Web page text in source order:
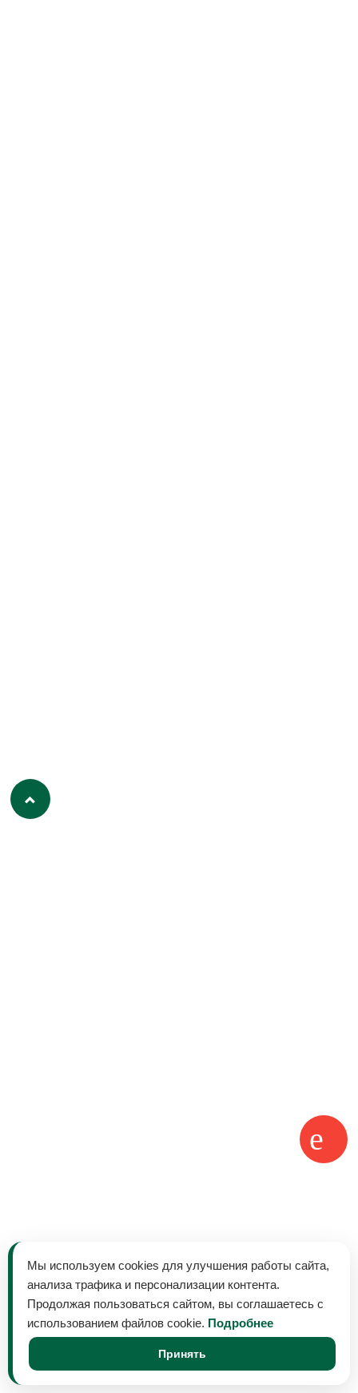
Мы используем cookies для улучшения работы сайта,
анализа трафика и персонализации контента.
Продолжая пользоваться сайтом, вы соглашаетесь с
использованием файлов cookie. Подробнее
Принять